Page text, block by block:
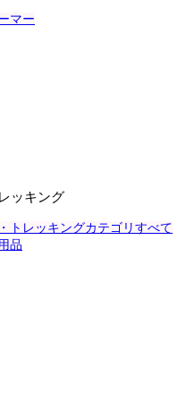
マー
ッキング
トレッキングカテゴリすべて
品